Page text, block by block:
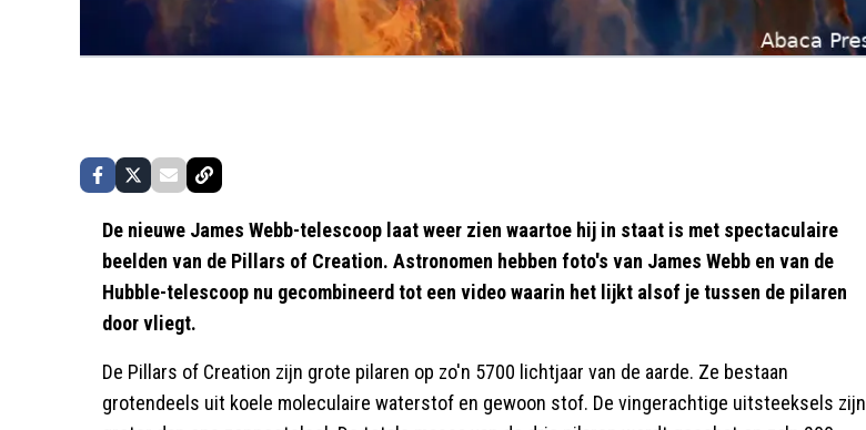
De nieuwe James Webb-telescoop laat weer zien waartoe hij in staat is met spectaculaire
beelden van de Pillars of Creation. Astronomen hebben foto's van James Webb en van de
Hubble-telescoop nu gecombineerd tot een video waarin het lijkt alsof je tussen de pilaren
door vliegt.
De Pillars of Creation zijn grote pilaren op zo'n 5700 lichtjaar van de aarde. Ze bestaan
grotendeels uit koele moleculaire waterstof en gewoon stof. De vingerachtige uitsteeksels zijn